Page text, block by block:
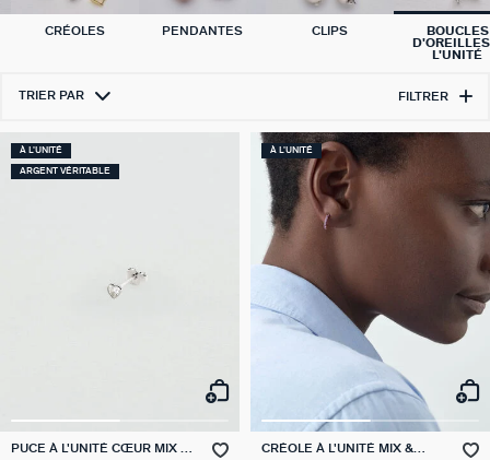
CRÉOLES PENDANTES CLIPS
BOUCLES
L'UNITÉ
TRIER PAR FILTRER
À L'UNITÉ
ARGENT VÉRITABLE
PUCE À L'UNITÉ CŒUR MIX &
À L'UNITÉ
CRÉOLE À L'UNITÉ MIX &